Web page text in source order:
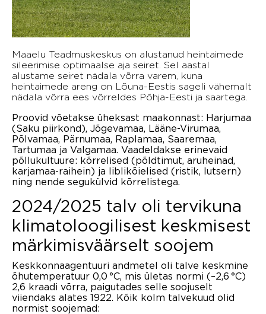
Maaelu Teadmuskeskus on alustanud heintaimede
sileerimise optimaalse aja seiret. Sel aastal
alustame seiret nädala võrra varem, kuna
heintaimede areng on Lõuna-Eestis sageli vähemalt
nädala võrra ees võrreldes Põhja-Eesti ja saartega.
Proovid võetakse üheksast maakonnast: Harjumaa
(Saku piirkond), Jõgevamaa, Lääne-Virumaa,
Põlvamaa, Pärnumaa, Raplamaa, Saaremaa,
Tartumaa ja Valgamaa. Vaadeldakse erinevaid
põllukultuure: kõrrelised (põldtimut, aruheinad,
karjamaa-raihein) ja liblikõielised (ristik, lutsern)
ning nende segukülvid kõrrelistega.
2024/2025 talv oli tervikuna
klimatoloogilisest keskmisest
märkimisväärselt soojem
Keskkonnaagentuuri andmetel oli talve keskmine
õhutemperatuur 0,0 °C, mis ületas normi (–2,6 °C)
2,6 kraadi võrra, paigutades selle soojuselt
viiendaks alates 1922. Kõik kolm talvekuud olid
normist soojemad: